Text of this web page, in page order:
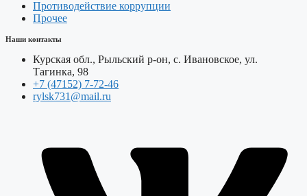
Противодействие коррупции
Прочее
Наши контакты
Курская обл., Рыльский р-он, с. Ивановское, ул.
Тагинка, 98
+7 (47152) 7-72-46
rylsk731@mail.ru